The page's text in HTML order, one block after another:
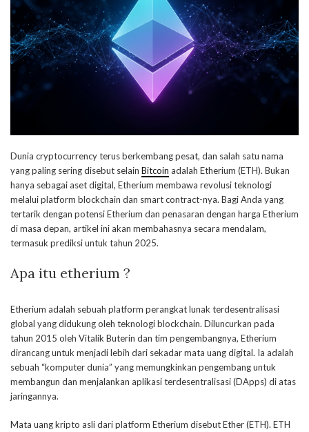
Dunia cryptocurrency terus berkembang pesat, dan salah satu nama
yang paling sering disebut selain Bitcoin adalah Etherium (ETH). Bukan
hanya sebagai aset digital, Etherium membawa revolusi teknologi
melalui platform blockchain dan smart contract-nya. Bagi Anda yang
tertarik dengan potensi Etherium dan penasaran dengan harga Etherium
di masa depan, artikel ini akan membahasnya secara mendalam,
termasuk prediksi untuk tahun 2025.
Apa itu etherium ?
Etherium adalah sebuah platform perangkat lunak terdesentralisasi
global yang didukung oleh teknologi blockchain. Diluncurkan pada
tahun 2015 oleh Vitalik Buterin dan tim pengembangnya, Etherium
dirancang untuk menjadi lebih dari sekadar mata uang digital. Ia adalah
sebuah “komputer dunia” yang memungkinkan pengembang untuk
membangun dan menjalankan aplikasi terdesentralisasi (DApps) di atas
jaringannya.
Mata uang kripto asli dari platform Etherium disebut Ether (ETH). ETH